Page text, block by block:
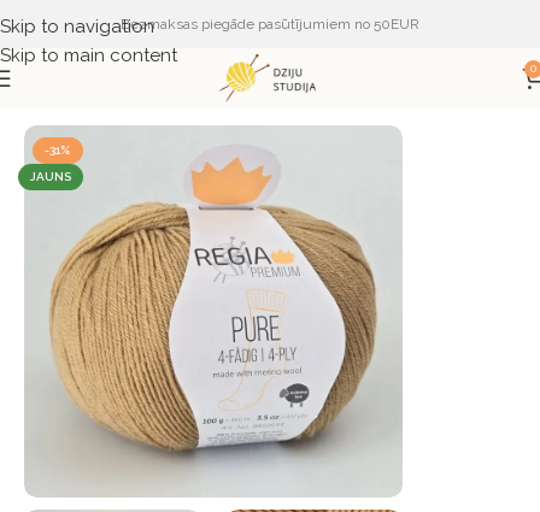
Skip to navigation
Skip to main content
Bezmaksas piegāde pasūtījumiem no 50EUR
0
DZIJA PĒC RAŽOTĀJA
-31%
JAUNS